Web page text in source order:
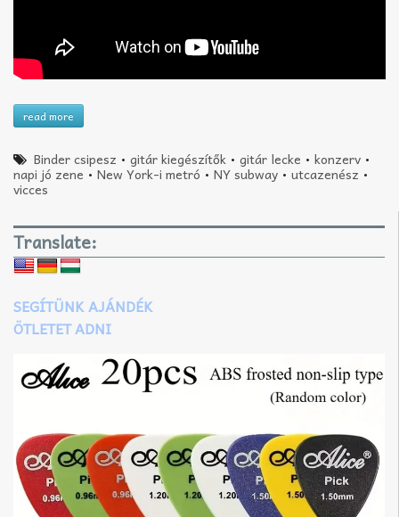
read more
Binder csipesz •gitár kiegészítők •gitár lecke •konzerv •
napi jó zene • New York-i metró • NY subway • utcazenész •
vicces
Translate:
SEGÍTÜNK AJÁNDÉK
ÖTLETET ADNI